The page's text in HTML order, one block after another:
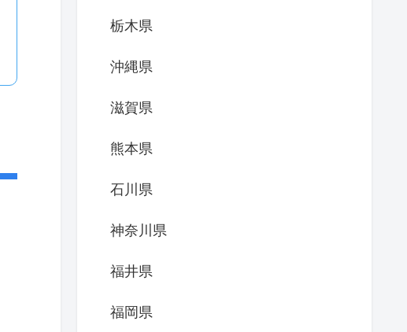
栃木県
沖縄県
滋賀県
熊本県
石川県
神奈川県
福井県
福岡県